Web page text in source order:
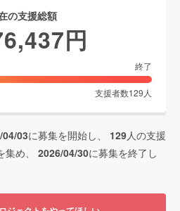
の支援総額
円
終了
支援者数129 人
03に募集を開始し、 129人の支援
集め、 2026/04/30に募集を終了し